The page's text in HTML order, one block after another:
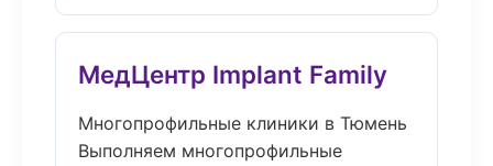
МедЦентр Implant Family
Многопрофильные клиники в Тюмень
Выполняем многопрофильные